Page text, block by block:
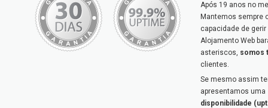
Após 19 anos no
Mantemos sempre
capacidade de
Alojamento Web
asteriscos, somos
clientes.
Se mesmo assim
apresentamos uma
disponibilidade